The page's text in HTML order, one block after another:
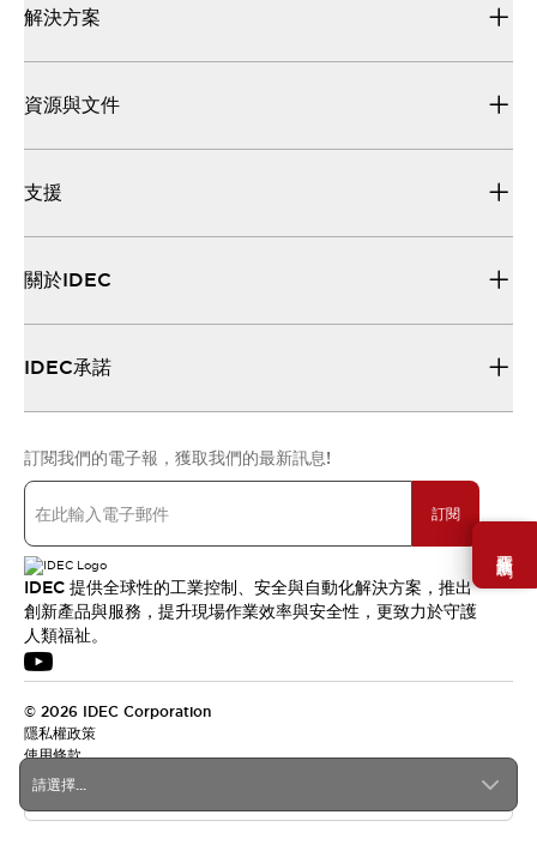
需要幫助嗎？
請選擇...
解決方案
資源與文件
支援
關於IDEC
IDEC承諾
訂閱我們的電子報，獲取我們的最新訊息!
訂閱
IDEC 提供全球性的工業控制、安全與自動化解決方案，推出
創新產品與服務，提升現場作業效率與安全性，更致力於守護
人類福祉。
© 2026 IDEC Corporation
隱私權政策
使用條款
台灣